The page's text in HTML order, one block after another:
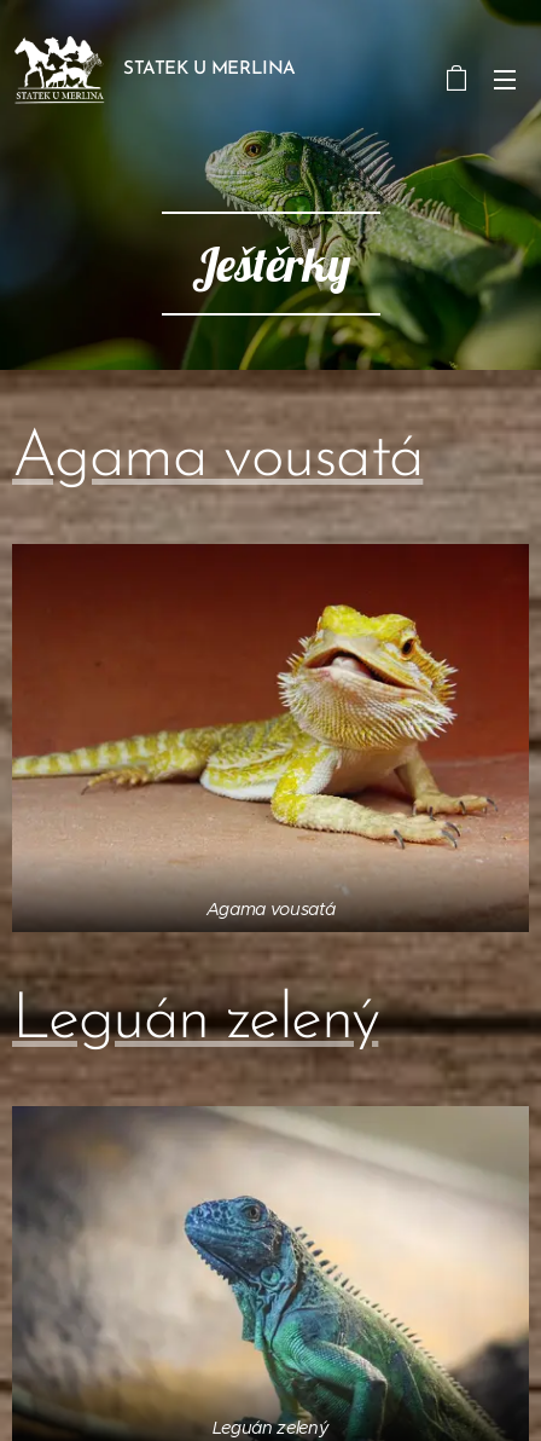
STATEK U MERLINA
Ještěrky
Agama vousatá
Agama vousatá
Leguán zelený
Leguán zelený